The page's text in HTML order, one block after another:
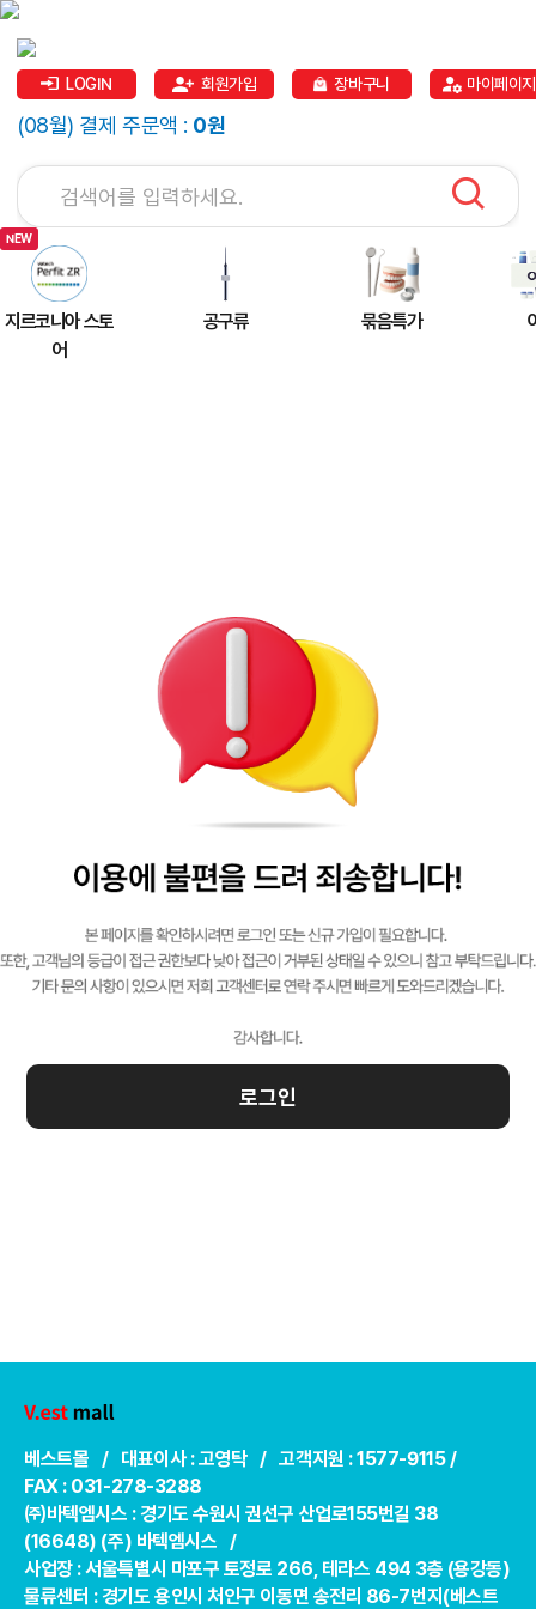
LOGIN 회원가입 장바구니 마이페이지
(08월) 결제 주문액 : 0원
지르코니아 스토
어
공구류 묶음특가
로그인
베스트몰 / 대표이사 : 고영탁 / 고객지원 : 1577-9115 /
FAX : 031-278-3288
㈜바텍엠시스 : 경기도 수원시 권선구 산업로155번길 38
(16648) (주) 바텍엠시스 /
사업장 : 서울특별시 마포구 토정로 266, 테라스 494 3층 (용강동)
물류센터 : 경기도 용인시 처인구 이동면 송전리 86-7번지(베스트